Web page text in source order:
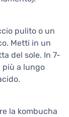
pulito o un
Metti in un
del sole. In 7-
più a lungo
la kombucha